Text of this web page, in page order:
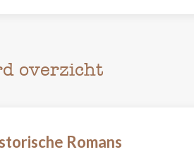
overzicht
Romans